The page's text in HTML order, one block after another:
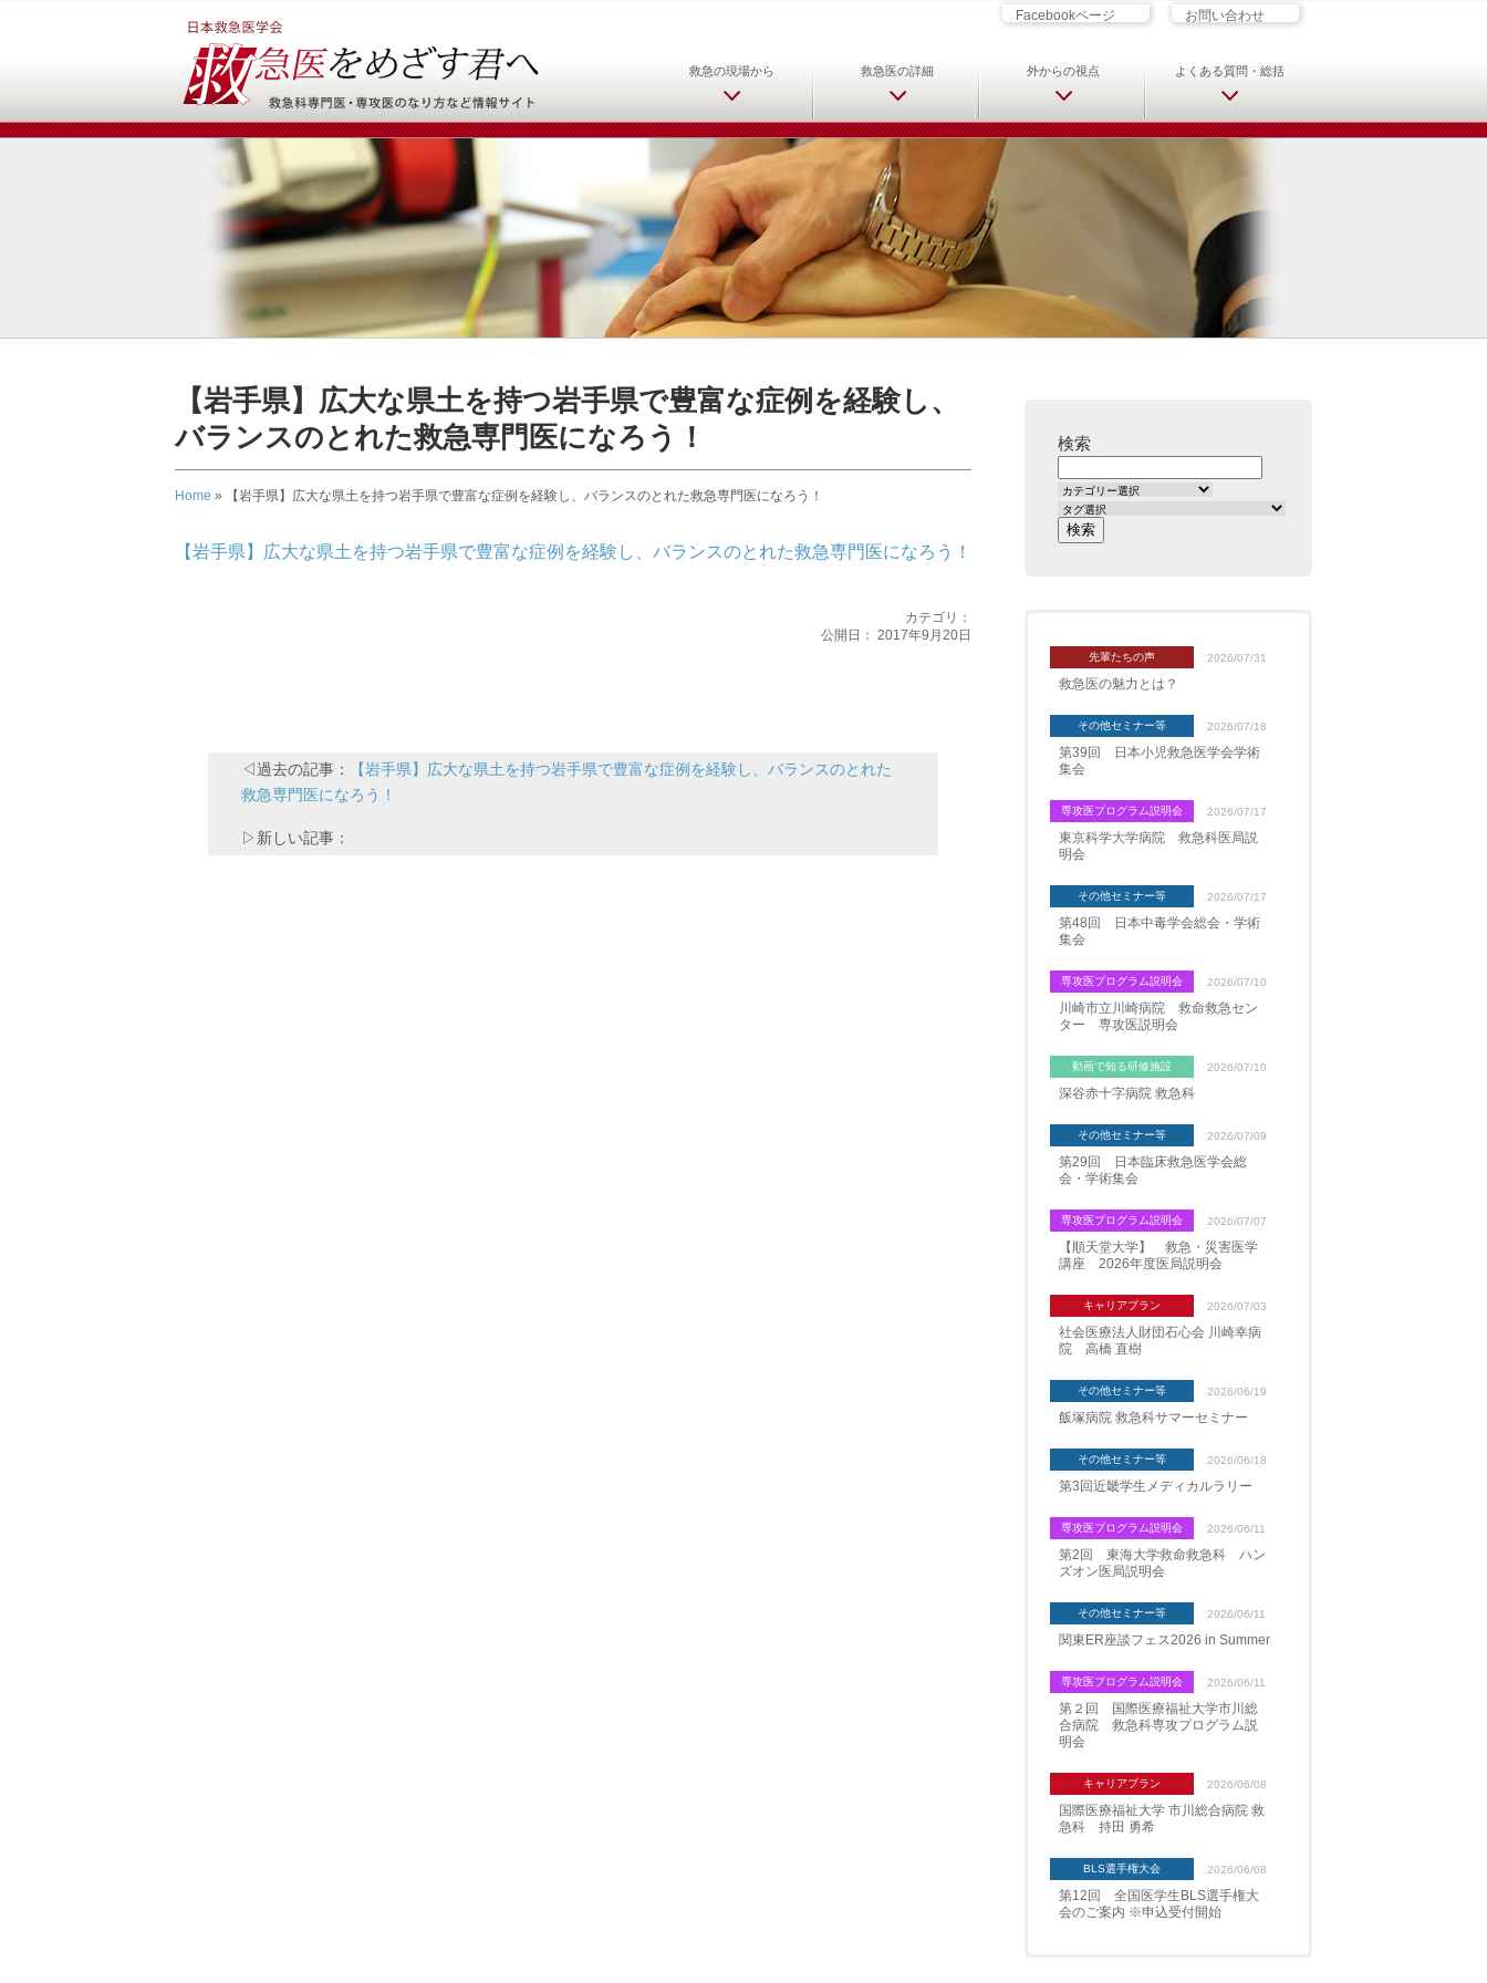
日本救急医学会 救急医をめざす君へ 救急科専門医・専攻医
Facebookページ お問い合わせ
救急の現場から 救急医の詳細 外からの視点 よくある質問・総括
【岩手県】広大な県土を持つ岩手県で豊富な症例を経験し、
バランスのとれた救急専門医になろう！
Home » 【岩手県】広大な県土を持つ岩手県で豊富な症例を経験し、バランスのとれた救急専門医になろう！
【岩手県】広大な県土を持つ岩手県で豊富な症例を経験し、バランスのとれた救急専門医になろう！
カテゴリ：
公開日： 2017年9月20日
◁過去の記事：
【岩手県】広大な県土を持つ岩手県で豊富な症例を経験し、バランスのとれた
救急専門医になろう！
▷新しい記事：
検索
先輩たちの声 2026/07/31
救急医の魅力とは？
その他セミナー等 2026/07/18
第39回 日本小児救急医学会学術
集会
専攻医プログラム説明会 2026/07/17
東京科学大学病院 救急科医局説
明会
その他セミナー等 2026/07/17
第48回 日本中毒学会総会・学術
集会
専攻医プログラム説明会 2026/07/10
川崎市立川崎病院 救命救急セン
ター 専攻医説明会
動画で知る研修施設 2026/07/10
深谷赤十字病院 救急科
その他セミナー等 2026/07/09
第29回 日本臨床救急医学会総
会・学術集会
専攻医プログラム説明会 2026/07/07
【順天堂大学】 救急・災害医学
講座 2026年度医局説明会
キャリアプラン 2026/07/03
社会医療法人財団石心会 川崎幸病
院 高橋 直樹
その他セミナー等 2026/06/19
飯塚病院 救急科サマーセミナー
その他セミナー等 2026/06/18
第3回近畿学生メディカルラリー
専攻医プログラム説明会 2026/06/11
第2回 東海大学救命救急科 ハン
ズオン医局説明会
その他セミナー等 2026/06/11
関東ER座談フェス2026 in Summer
専攻医プログラム説明会 2026/06/11
第２回 国際医療福祉大学市川総
合病院 救急科専攻プログラム説
明会
キャリアプラン 2026/06/08
国際医療福祉大学 市川総合病院 救
急科 持田 勇希
BLS選手権大会 2026/06/08
第12回 全国医学生BLS選手権大
会のご案内 ※申込受付開始